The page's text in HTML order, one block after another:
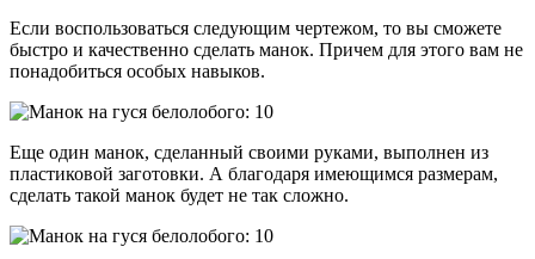
Если воспользоваться следующим чертежом, то вы сможете
быстро и качественно сделать манок. Причем для этого вам не
понадобиться особых навыков.
Еще один манок, сделанный своими руками, выполнен из
пластиковой заготовки. А благодаря имеющимся размерам,
сделать такой манок будет не так сложно.